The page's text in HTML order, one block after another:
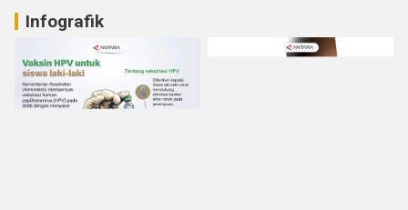
Infografik